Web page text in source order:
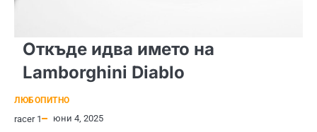
Откъде идва името на
Lamborghini Diablo
ЛЮБОПИТНО
racer 1 юни 4, 2025